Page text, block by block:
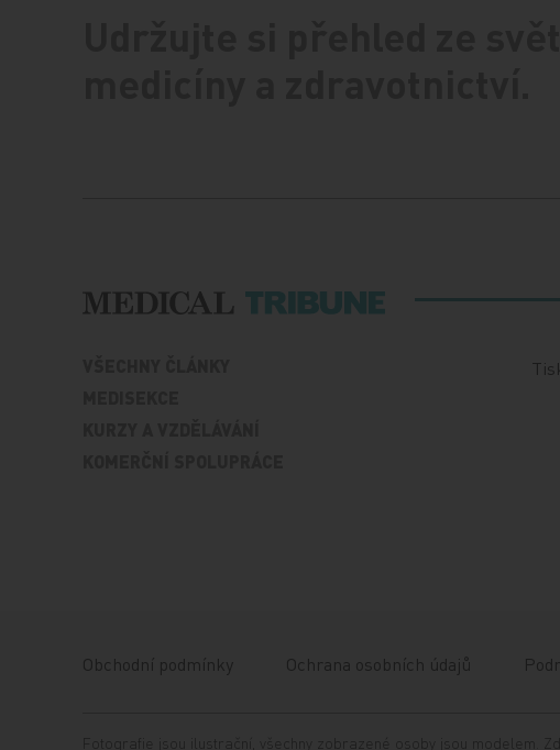
Obchodní podmínky Ochrana osobních údajů
Fotografie jsou ilustrační, všechny zobrazené osoby jsou modelem.